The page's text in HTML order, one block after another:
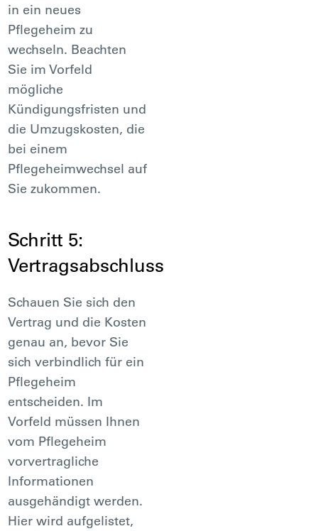
in ein neues
Pflegeheim zu
wechseln. Beachten
Sie im Vorfeld
mögliche
Kündigungsfristen und
die Umzugskosten, die
bei einem
Pflegeheimwechsel auf
Sie zukommen.
Schritt 5:
Vertragsabschluss
Schauen Sie sich den
Vertrag und die Kosten
genau an, bevor Sie
sich verbindlich für ein
Pflegeheim
entscheiden. Im
Vorfeld müssen Ihnen
vom Pflegeheim
vorvertragliche
Informationen
ausgehändigt werden.
Hier wird aufgelistet,